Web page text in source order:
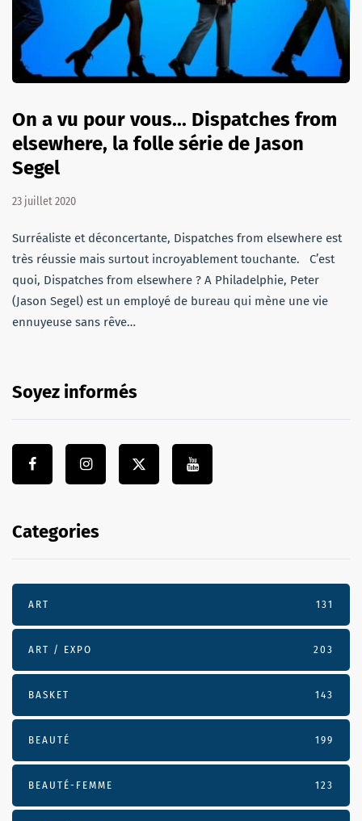
On a vu pour vous... Dispatches from
elsewhere, la folle série de Jason
Segel
23 juillet 2020
Surréaliste et déconcertante, Dispatches from elsewhere est
très réussie mais surtout incroyablement touchante. C’est
quoi, Dispatches from elsewhere ? A Philadelphie, Peter
(Jason Segel) est un employé de bureau qui mène une vie
ennuyeuse sans rêve…
Soyez informés
Categories
ART 131
ART / EXPO 203
BASKET 143
BEAUTÉ 199
BEAUTÉ-FEMME 123